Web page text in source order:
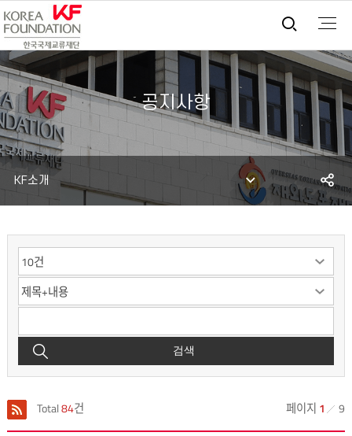
통합
공지사항
KF소개
검색
Total84건 페이지 1 9